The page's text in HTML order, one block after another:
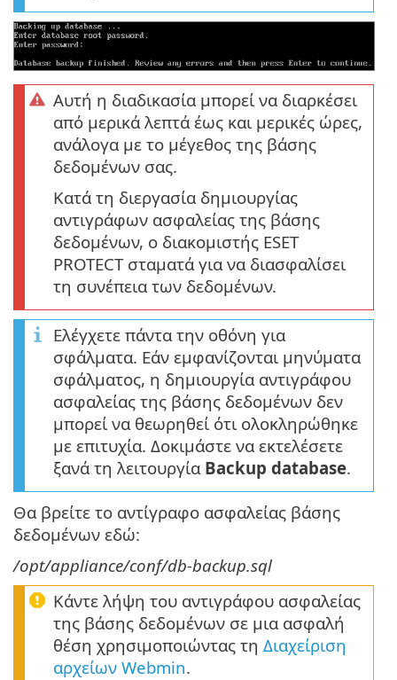
Αυτή η διαδικασία μπορεί να διαρκέσει
από μερικά λεπτά έως και μερικές ώρες,
ανάλογα με το μέγεθος της βάσης
δεδομένων σας.
Κατά τη διεργασία δημιουργίας
αντιγράφων ασφαλείας της βάσης
δεδομένων, ο διακομιστής ESET
PROTECT σταματά για να διασφαλίσει
τη συνέπεια των δεδομένων.
Ελέγχετε πάντα την οθόνη για
σφάλματα. Εάν εμφανίζονται μηνύματα
σφάλματος, η δημιουργία αντιγράφου
ασφαλείας της βάσης δεδομένων δεν
μπορεί να θεωρηθεί ότι ολοκληρώθηκε
με επιτυχία. Δοκιμάστε να εκτελέσετε
ξανά τη λειτουργία Backup database.
Θα βρείτε το αντίγραφο ασφαλείας βάσης
δεδομένων εδώ:
/opt/appliance/conf/db-backup.sql
Κάντε λήψη του αντιγράφου ασφαλείας
της βάσης δεδομένων σε μια ασφαλή
θέση χρησιμοποιώντας τη Διαχείριση
αρχείων Webmin.